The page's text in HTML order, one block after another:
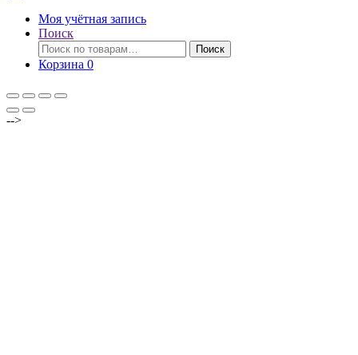
Моя учётная запись
Поиск
Искать:
Поиск
Корзина 0
-->